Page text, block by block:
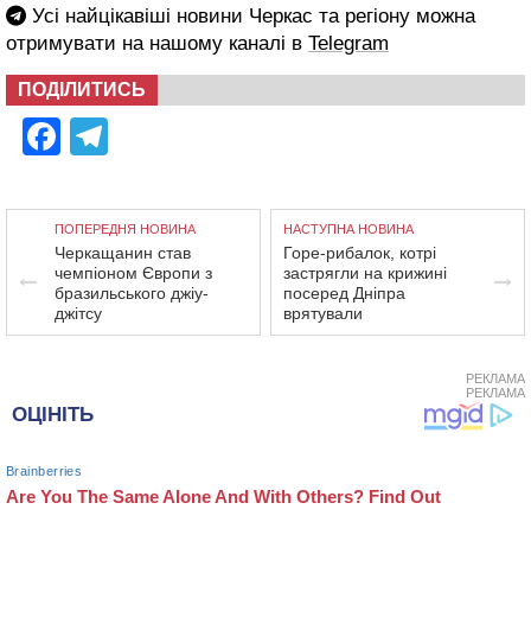
Усі найцікавіші новини Черкас та регіону можна
отримувати на нашому каналі в Telegram
ПОДІЛИТИСЬ
Facebook
ПОПЕРЕДНЯ НОВИНА
Черкащанин став
чемпіоном Європи з
бразильського джіу-
джітсу
НАСТУПНА НОВИНА
Горе-рибалок, котрі
застрягли на крижині
посеред Дніпра
врятували
РЕКЛАМА
РЕКЛАМА